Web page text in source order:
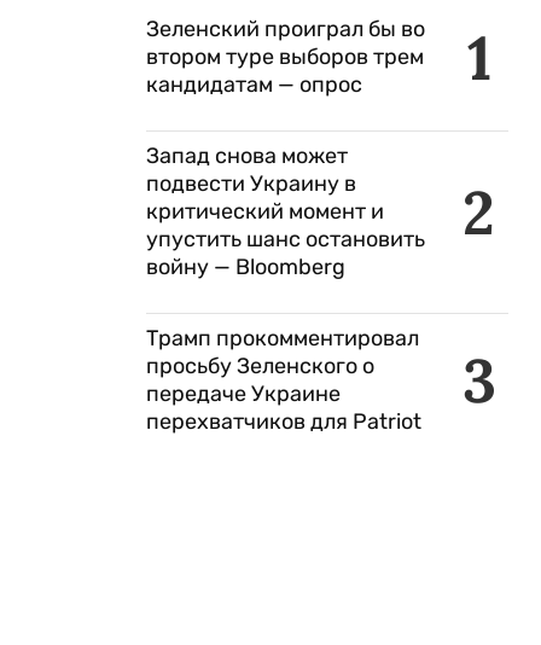
1
Зеленский проиграл бы во
втором туре выборов трем
кандидатам — опрос
2
Запад снова может
подвести Украину в
критический момент и
упустить шанс остановить
войну — Bloomberg
3
Трамп прокомментировал
просьбу Зеленского о
передаче Украине
перехватчиков для Patriot